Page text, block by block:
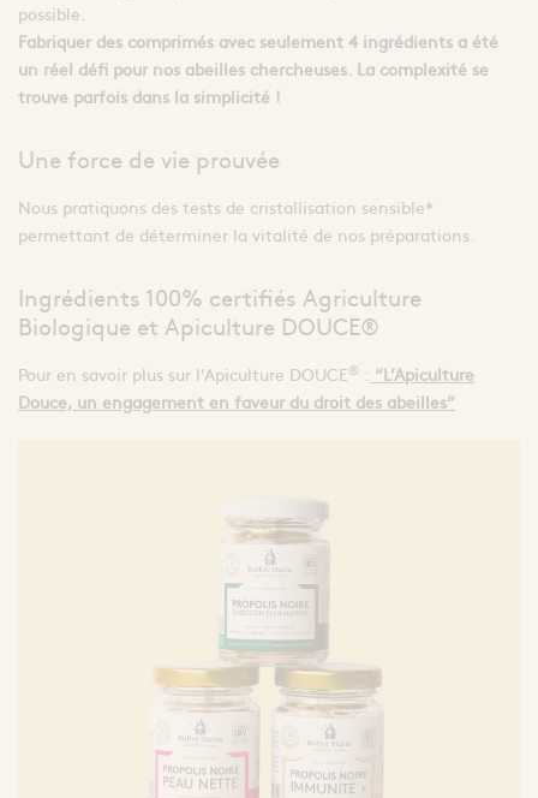
possible.
Fabriquer des comprimés avec seulement 4 ingrédients a été
un réel défi pour nos abeilles chercheuses. La complexité se
trouve parfois dans la simplicité !
Une force de vie prouvée
Nous pratiquons des tests de cristallisation sensible*
permettant de déterminer la vitalité de nos préparations.
Ingrédients 100% certifiés Agriculture
Biologique et Apiculture DOUCE®
Pour en savoir plus sur l’Apiculture DOUCE® : “L’Apiculture
Douce, un engagement en faveur du droit des abeilles”